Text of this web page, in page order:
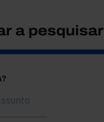
a pesquisar